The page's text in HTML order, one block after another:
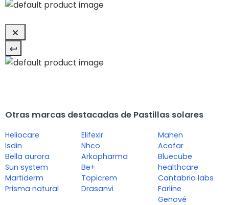
Otras marcas destacadas de Pastillas solares
Heliocare
Isdin
Bella aurora
Sun system
Martiderm
Prisma natural
Elifexir
Nhco
Arkopharma
Be+
Topicrem
Drasanvi
Mahen
Acofar
Bluecube
healthcare
Cantabria labs
Farline
Genové